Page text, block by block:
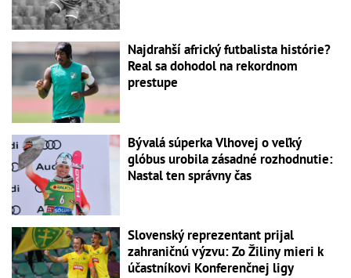
Najdrahší africký futbalista histórie?
Real sa dohodol na rekordnom
prestupe
Bývalá súperka Vlhovej o veľký
glóbus urobila zásadné rozhodnutie:
Nastal ten správny čas
Slovenský reprezentant prijal
zahraničnú výzvu: Zo Žiliny mieri k
účastníkovi Konferenčnej ligy